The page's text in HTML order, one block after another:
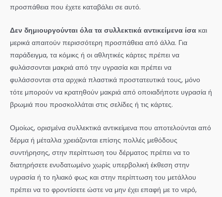
προσπάθεια που έχετε καταβάλει σε αυτό.
Δεν δημιουργούνται όλα τα συλλεκτικά αντικείμενα ίσα και
μερικά απαιτούν περισσότερη προσπάθεια από άλλα. Για
παράδειγμα, τα κόμικς ή οι αθλητικές κάρτες πρέπει να
φυλάσσονται μακριά από την υγρασία και πρέπει να
φυλάσσονται στα αρχικά πλαστικά προστατευτικά τους, μόνο
τότε μπορούν να κρατηθούν μακριά από οποιαδήποτε υγρασία ή
βρωμιά που προσκολλάται στις σελίδες ή τις κάρτες.
Ομοίως, ορισμένα συλλεκτικά αντικείμενα που αποτελούνται από
δέρμα ή μέταλλα χρειάζονται επίσης πολλές μεθόδους
συντήρησης, στην περίπτωση του δέρματος πρέπει να το
διατηρήσετε ενυδατωμένο χωρίς υπερβολική έκθεση στην
υγρασία ή το ηλιακό φως και στην περίπτωση του μετάλλου
πρέπει να το φροντίσετε ώστε να μην έχει επαφή με το νερό,